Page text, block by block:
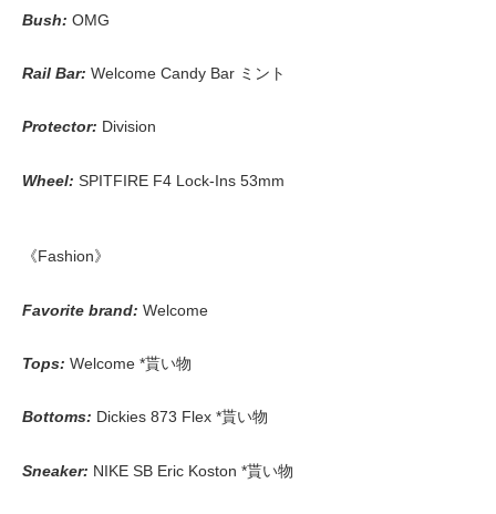
Bush: OMG
Rail Bar: Welcome Candy Bar ミント
Protector: Division
Wheel: SPITFIRE F4 Lock-Ins 53mm
《Fashion》
Favorite brand: Welcome
Tops: Welcome *貰い物
Bottoms: Dickies 873 Flex *貰い物
Sneaker: NIKE SB Eric Koston *貰い物